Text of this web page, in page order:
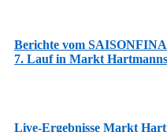
Berichte vom
7. Lauf in Markt
Live-Ergebnisse Markt